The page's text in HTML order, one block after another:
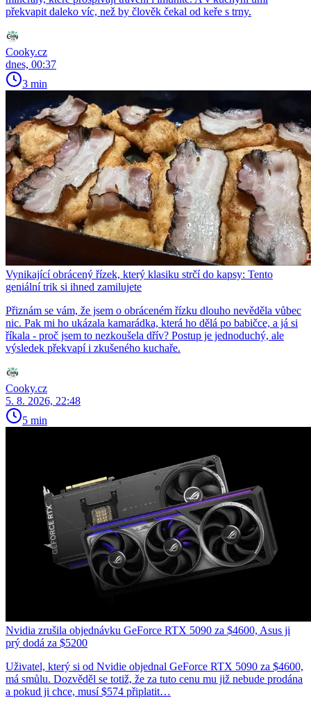
překvapit daleko víc, než by člověk čekal od keře s trny.
Cooky.cz
dnes, 00:37
3 min
Vynikající obrácený řízek, který klasiku strčí do kapsy: Tento
geniální trik si ihned zamilujete
Přiznám se vám, že jsem o obráceném řízku dlouho nevěděla vůbec
nic. Pak mi ho ukázala kamarádka, která ho dělá po babičce, a já si
říkala - proč jsem to nezkoušela dřív? Postup je jednoduchý, ale
výsledek překvapí i zkušeného kuchaře.
Cooky.cz
5. 8. 2026, 22:48
5 min
Nvidia zrušila objednávku GeForce RTX 5090 za $4600, Asus ji
prý dodá za $5200
Uživatel, který si od Nvidie objednal GeForce RTX 5090 za $4600,
má smůlu. Dozvěděl se totiž, že za tuto cenu mu již nebude prodána
a pokud ji chce, musí $574 připlatit…